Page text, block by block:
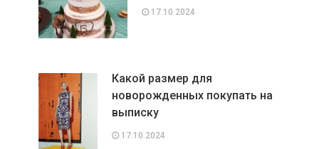
17.10.2024
Какой размер для
новорожденных покупать на
выписку
17.10.2024